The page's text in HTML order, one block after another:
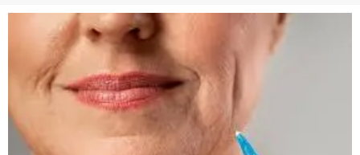
BH recebe nesta quinta-feira lançamento do jogo “Coleta Seletiva” com roda de conversa entre agentes da sustentabilidade